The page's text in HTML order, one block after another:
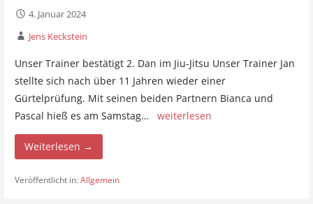
4. Januar 2024
Jens Keckstein
Unser Trainer bestätigt 2. Dan im Jiu-Jitsu Unser Trainer Jan
stellte sich nach über 11 Jahren wieder einer
Gürtelprüfung. Mit seinen beiden Partnern Bianca und
Pascal hieß es am Samstag… weiterlesen
Weiterlesen →
Veröffentlicht in:Allgemein